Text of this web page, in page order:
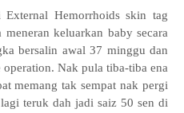
External Hemorrhoids skin tag
keluarkan baby secara
bersalin awal 37 minggu dan
Nak pula tiba-tiba ena
memang tak sempat nak pergi
teruk dah jadi saiz 50 sen di